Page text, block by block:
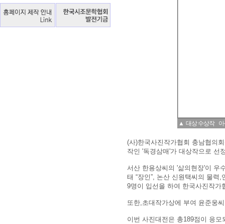
▲ 대상 수상작 아
(사)한국사진작가협회 충남협의
작인 '독경삼매'가 대상작으로
서산 한용상씨의 '삶의현장'이 우
태 “장인”, 논산 신원택씨의 물력
9명이 입선을 하여 한국사진작
또한,초대작가상에 부여 윤준웅
이번 사진대전은 총189점이 응